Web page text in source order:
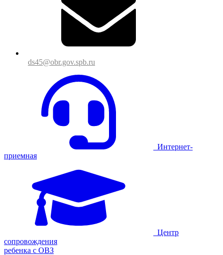
ds45@obr.gov.spb.ru
Интернет-
приемная
Центр
сопровождения
ребенка с ОВЗ